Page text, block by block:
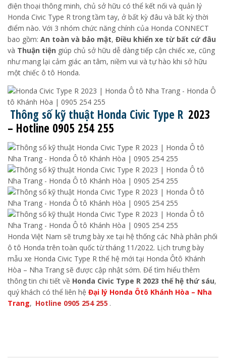
điện thoại thông minh, chủ sở hữu có thể kết nối và quản lý
Honda Civic Type R trong tầm tay, ở bất kỳ đâu và bất kỳ thời
điểm nào. Với 3 nhóm chức năng chính của Honda CONNECT
bao gồm: An toàn và bảo mật, Điều khiển xe từ bất cứ đâu
và Thuận tiện giúp chủ sở hữu dễ dàng tiếp cận chiếc xe, cũng
như mang lại cảm giác an tâm, niềm vui và tự hào khi sở hữu
một chiếc ô tô Honda.
Thông số kỹ thuật Honda Civic Type R 2023
– Hotline 0905 254 255
Honda Việt Nam sẽ trưng bày xe tại hệ thống các Nhà phân phối
ô tô Honda trên toàn quốc từ tháng 11/2022. Lịch trưng bày
mẫu xe Honda Civic Type R thế hệ mới tại Honda Ôtô Khánh
Hòa – Nha Trang sẽ được cập nhật sớm. Để tìm hiểu thêm
thông tin chi tiết về Honda Civic Type R 2023 thế hệ thứ sáu,
quý khách có thể liên hệ Đại lý Honda Ôtô Khánh Hòa – Nha
Trang, Hotline 0905 254 255 .